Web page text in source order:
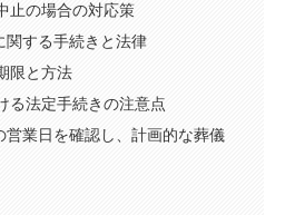
止の場合の対応策
関する手続きと法律
限と方法
る法定手続きの注意点
営業日を確認し、計画的な葬儀